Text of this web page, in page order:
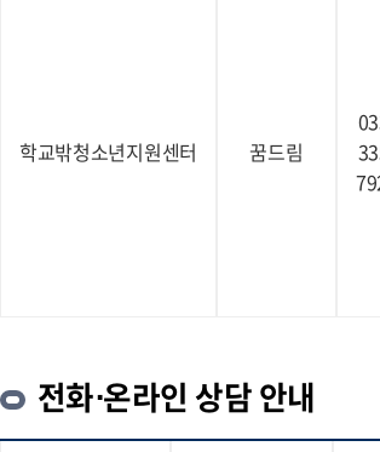
학교밖청소년지원센터 꿈드림
전화⋅온라인 상담 안내